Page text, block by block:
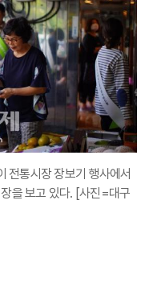
전통시장 장보기 행사에서
을 보고 있다. [사진=대구